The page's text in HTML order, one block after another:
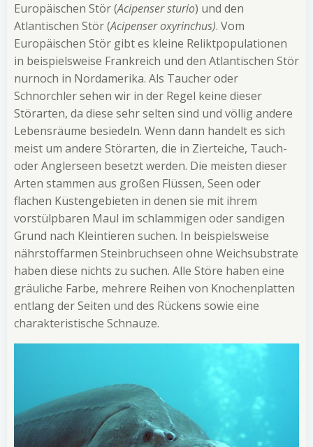
Europäischen Stör (Acipenser sturio) und den
Atlantischen Stör (Acipenser oxyrinchus). Vom
Europäischen Stör gibt es kleine Reliktpopulationen
in beispielsweise Frankreich und den Atlantischen Stör
nurnoch in Nordamerika. Als Taucher oder
Schnorchler sehen wir in der Regel keine dieser
Störarten, da diese sehr selten sind und völlig andere
Lebensräume besiedeln. Wenn dann handelt es sich
meist um andere Störarten, die in Zierteiche, Tauch-
oder Anglerseen besetzt werden. Die meisten dieser
Arten stammen aus großen Flüssen, Seen oder
flachen Küstengebieten in denen sie mit ihrem
vorstülpbaren Maul im schlammigen oder sandigen
Grund nach Kleintieren suchen. In beispielsweise
nährstoffarmen Steinbruchseen ohne Weichsubstrate
haben diese nichts zu suchen. Alle Störe haben eine
gräuliche Farbe, mehrere Reihen von Knochenplatten
entlang der Seiten und des Rückens sowie eine
charakteristische Schnauze.